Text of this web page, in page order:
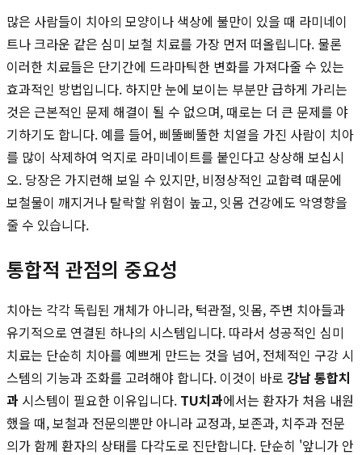
많은 사람들이 치아의 모양이나 색상에 불만이 있을 때 라미네이
트나 크라운 같은 심미 보철 치료를 가장 먼저 떠올립니다. 물론
이러한 치료들은 단기간에 드라마틱한 변화를 가져다줄 수 있는
효과적인 방법입니다. 하지만 눈에 보이는 부분만 급하게 가리는
것은 근본적인 문제 해결이 될 수 없으며, 때로는 더 큰 문제를 야
기하기도 합니다. 예를 들어, 삐뚤삐뚤한 치열을 가진 사람이 치아
를 많이 삭제하여 억지로 라미네이트를 붙인다고 상상해 보십시
오. 당장은 가지런해 보일 수 있지만, 비정상적인 교합력 때문에
보철물이 깨지거나 탈락할 위험이 높고, 잇몸 건강에도 악영향을
줄 수 있습니다.
통합적 관점의 중요성
치아는 각각 독립된 개체가 아니라, 턱관절, 잇몸, 주변 치아들과
유기적으로 연결된 하나의 시스템입니다. 따라서 성공적인 심미
치료는 단순히 치아를 예쁘게 만드는 것을 넘어, 전체적인 구강 시
스템의 기능과 조화를 고려해야 합니다. 이것이 바로 강남 통합치
과 시스템이 필요한 이유입니다. TU치과에서는 환자가 처음 내원
했을 때, 보철과 전문의뿐만 아니라 교정과, 보존과, 치주과 전문
의가 함께 환자의 상태를 다각도로 진단합니다. 단순히 '앞니가 안